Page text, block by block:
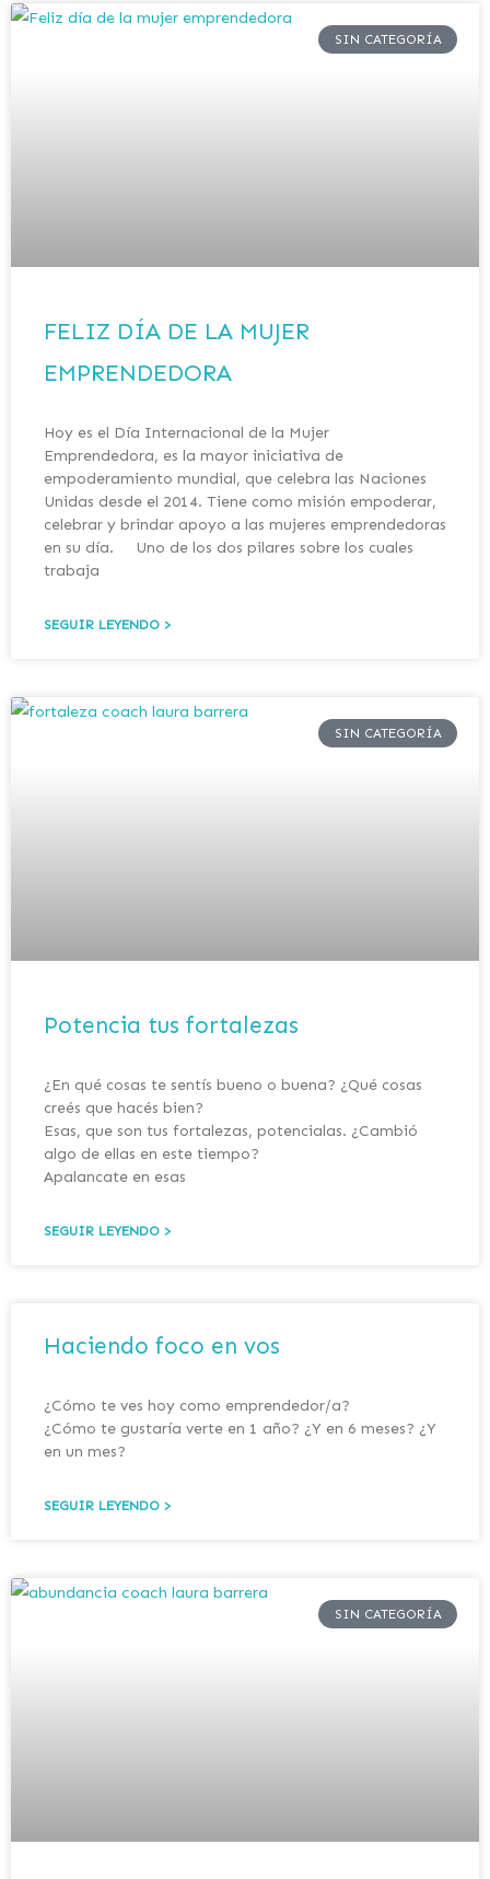
SIN CATEGORÍA
FELIZ DÍA DE LA MUJER
EMPRENDEDORA
Hoy es el Día Internacional de la Mujer
Emprendedora, es la mayor iniciativa de
empoderamiento mundial, que celebra las Naciones
Unidas desde el 2014. Tiene como misión empoderar,
celebrar y brindar apoyo a las mujeres emprendedoras
en su día. Uno de los dos pilares sobre los cuales
trabaja
SEGUIR LEYENDO >
SIN CATEGORÍA
Potencia tus fortalezas
¿En qué cosas te sentís bueno o buena? ¿Qué cosas
creés que hacés bien?
Esas, que son tus fortalezas, potencialas. ¿Cambió
algo de ellas en este tiempo?
Apalancate en esas
SEGUIR LEYENDO >
Haciendo foco en vos
¿Cómo te ves hoy como emprendedor/a?
¿Cómo te gustaría verte en 1 año? ¿Y en 6 meses? ¿Y
en un mes?
SEGUIR LEYENDO >
SIN CATEGORÍA